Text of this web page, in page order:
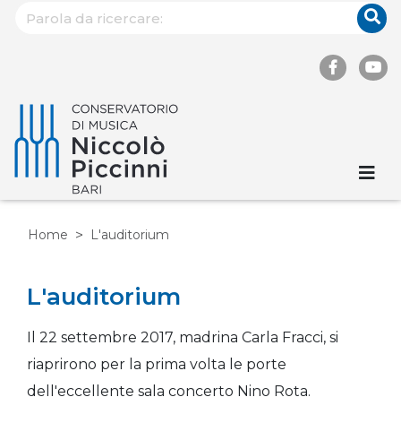
Home L'auditorium
L'auditorium
Il 22 settembre 2017, madrina Carla Fracci, si
riaprirono per la prima volta le porte
dell'eccellente sala concerto Nino Rota.